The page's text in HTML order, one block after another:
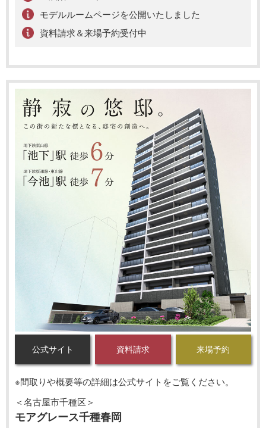
モデルルームページを公開いたしました
資料請求＆来場予約受付中
公式サイト 資料請求 来場予約
※間取りや概要等の詳細は公式サイトをご覧ください。
＜名古屋市千種区＞
モアグレース千種春岡